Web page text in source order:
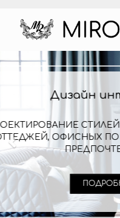
МЫ ВИЗУАЛИЗИРУЕМ
РАБОТЫ И
ДЛЯ КОМФОРТНОЙ